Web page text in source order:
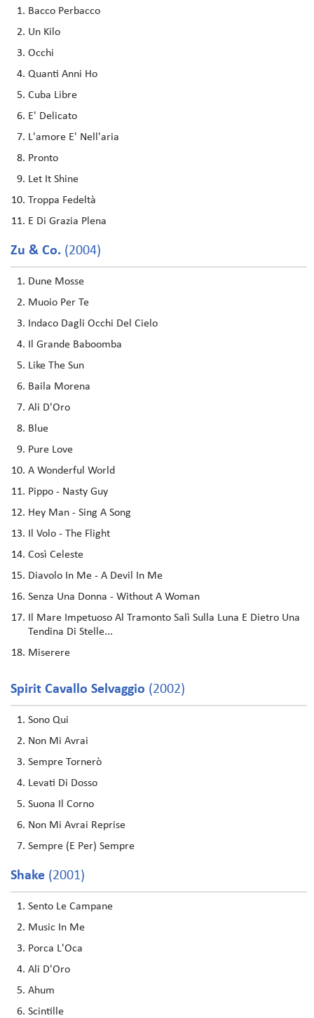
Bacco Perbacco
Un Kilo
Occhi
Quanti Anni Ho
Cuba Libre
E' Delicato
L'amore E' Nell'aria
Pronto
Let It Shine
Troppa Fedeltà
E Di Grazia Plena
Zu & Co. (2004)
Dune Mosse
Muoio Per Te
Indaco Dagli Occhi Del Cielo
Il Grande Baboomba
Like The Sun
Baila Morena
Ali D'Oro
Blue
Pure Love
A Wonderful World
Pippo - Nasty Guy
Hey Man - Sing A Song
Il Volo - The Flight
Così Celeste
Diavolo In Me - A Devil In Me
Senza Una Donna - Without A Woman
Il Mare Impetuoso Al Tramonto Salì Sulla Luna E Dietro Una
Tendina Di Stelle...
Miserere
Spirit Cavallo Selvaggio (2002)
Sono Qui
Non Mi Avrai
Sempre Tornerò
Levati Di Dosso
Suona Il Corno
Non Mi Avrai Reprise
Sempre (E Per) Sempre
Shake (2001)
Sento Le Campane
Music In Me
Porca L'Oca
Ali D'Oro
Ahum
Scintille